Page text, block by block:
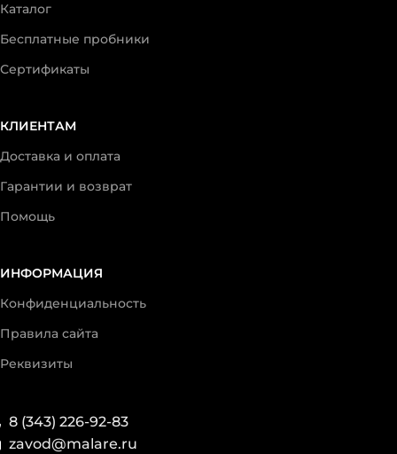
Каталог
Бесплатные пробники
Сертификаты
КЛИЕНТАМ
Доставка и оплата
Гарантии и возврат
Помощь
ИНФОРМАЦИЯ
Конфиденциальность
Правила сайта
Реквизиты
8 (343) 226-92-83
zavod@malare.ru